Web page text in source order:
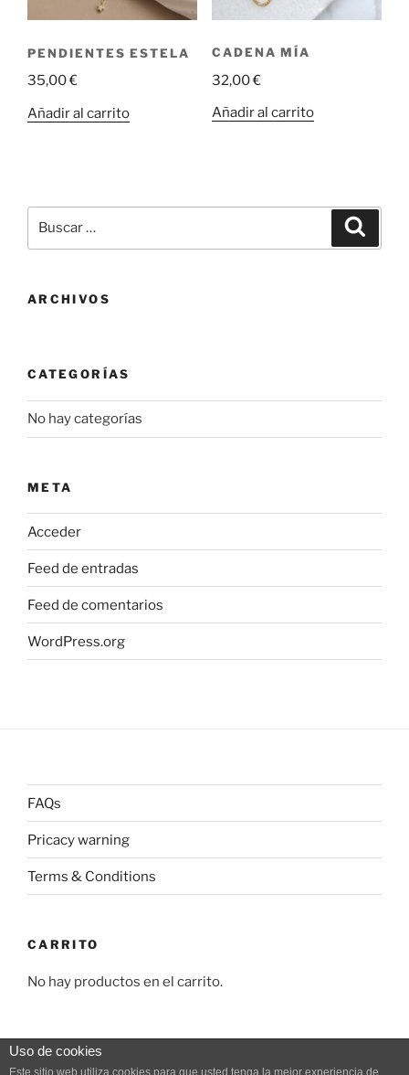
PENDIENTES ESTELA
35,00€
Añadir al carrito
CADENA MÍA
32,00€
Añadir al carrito
por:
ARCHIVOS
CATEGORÍAS
No hay categorías
META
Acceder
Feed de entradas
Feed de comentarios
WordPress.org
FAQs
Pricacy warning
Terms & Conditions
CARRITO
No hay productos en el carrito.
Uso de cookies
Este sitio web utiliza cookies para que usted tenga la mejor experiencia de